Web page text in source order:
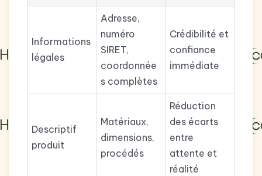
Informations
légales
Adresse,
numéro
SIRET,
coordonnée
s complètes
Crédibilité et
confiance
immédiate
Descriptif
produit
Matériaux,
dimensions,
procédés
Réduction
des écarts
entre
attente et
réalité